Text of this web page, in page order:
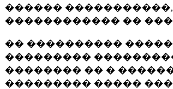
������
������������ ��
�� ����������
���������
�������� �� �
��������� �����